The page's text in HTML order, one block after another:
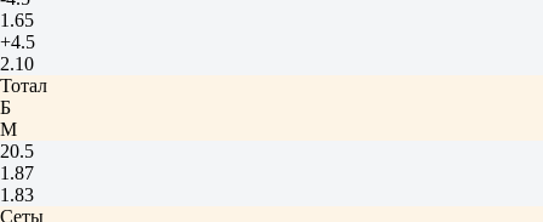
1.65
+4.5
2.10
Тотал
Б
М
20.5
1.87
1.83
Сеты